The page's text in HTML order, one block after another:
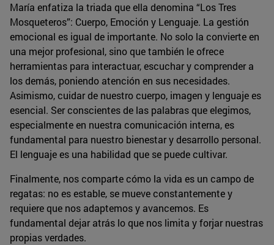
María enfatiza la triada que ella denomina “Los Tres
Mosqueteros”: Cuerpo, Emoción y Lenguaje. La gestión
emocional es igual de importante. No solo la convierte en
una mejor profesional, sino que también le ofrece
herramientas para interactuar, escuchar y comprender a
los demás, poniendo atención en sus necesidades.
Asimismo, cuidar de nuestro cuerpo, imagen y lenguaje es
esencial. Ser conscientes de las palabras que elegimos,
especialmente en nuestra comunicación interna, es
fundamental para nuestro bienestar y desarrollo personal.
El lenguaje es una habilidad que se puede cultivar.
Finalmente, nos comparte cómo la vida es un campo de
regatas: no es estable, se mueve constantemente y
requiere que nos adaptemos y avancemos. Es
fundamental dejar atrás lo que nos limita y forjar nuestras
propias verdades.